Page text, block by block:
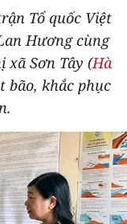
Tổ quốc Việt
Hương cùng
xã Sơn Tây (Hà
bão, khắc phục